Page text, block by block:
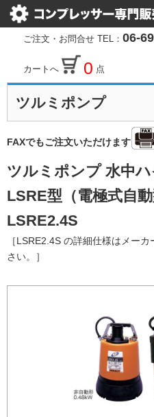
ご注文・お問合せ TEL： 06-
カートへ 0 点
ツルミポンプ
FAXでもご注文いただけます
ツルミポンプ 水中
LSRE型（電極式自動
LSRE2.4S
［LSRE2.4S の詳細仕様はメー
さい。］